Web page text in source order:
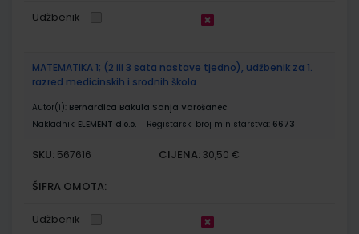
Udžbenik
MATEMATIKA 1; (2 ili 3 sata nastave tjedno), udžbenik za 1.
razred medicinskih i srodnih škola
Autor(i): Bernardica Bakula Sanja Varošanec
Nakladnik: ELEMENT d.o.o. Registarski broj ministarstva: 6673
SKU: 567616 CIJENA: 30,50 €
ŠIFRA OMOTA:
Udžbenik